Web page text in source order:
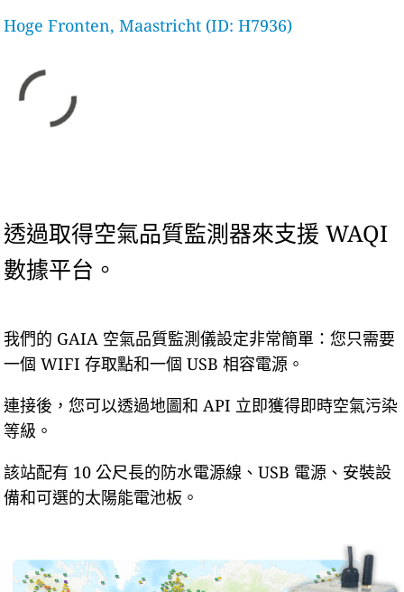
Hoge Fronten, Maastricht (ID: H7936)
透過取得空氣品質監測器來支援 WAQI
數據平台。
我們的 GAIA 空氣品質監測儀設定非常簡單：您只需要
一個 WIFI 存取點和一個 USB 相容電源。
連接後，您可以透過地圖和 API 立即獲得即時空氣污染
等級。
該站配有 10 公尺長的防水電源線、USB 電源、安裝設
備和可選的太陽能電池板。